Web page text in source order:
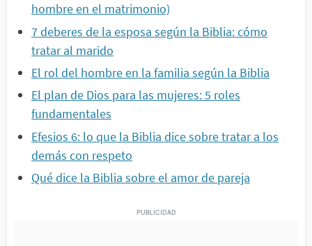
hombre en el matrimonio)
7 deberes de la esposa según la Biblia: cómo
tratar al marido
El rol del hombre en la familia según la Biblia
El plan de Dios para las mujeres: 5 roles
fundamentales
Efesios 6: lo que la Biblia dice sobre tratar a los
demás con respeto
Qué dice la Biblia sobre el amor de pareja